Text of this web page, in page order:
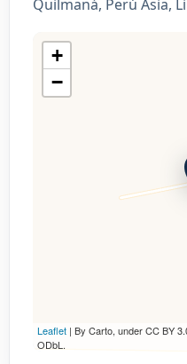
Quilmaná, Perú Asia,
+
−
Leaflet | By Carto, under CC BY
ODbL.